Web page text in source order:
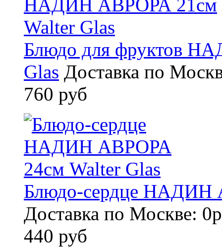
Блюдо для фруктов
Glas Доставка по
760 руб
Блюдо-сердце НАДИН
Доставка по Москве:
440 руб